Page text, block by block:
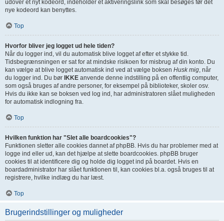
udover et nyt kodeord, indeholder et aktiveringslink som skal besøges før det
nye kodeord kan benyttes.
Top
Hvorfor bliver jeg logget ud hele tiden?
Når du logger ind, vil du automatisk blive logget af efter et stykke tid.
Tidsbegrænsningen er sat for at mindske risikoen for misbrug af din konto. Du
kan vælge at blive logget automatisk ind ved at vælge boksen Husk mig, når
du logger ind. Du bør IKKE anvende denne indstilling på en offentlig computer,
som også bruges af andre personer, for eksempel på biblioteker, skoler osv.
Hvis du ikke kan se boksen ved log ind, har administratoren slået muligheden
for automatisk indlogning fra.
Top
Hvilken funktion har "Slet alle boardcookies"?
Funktionen sletter alle cookies dannet af phpBB. Hvis du har problemer med at
logge ind eller ud, kan det hjælpe at slette boardcookies. phpBB bruger
cookies til at identificere dig og holde dig logget ind på boardet. Hvis en
boardadministrator har slået funktionen til, kan cookies bl.a. også bruges til at
registrere, hvilke indlæg du har læst.
Top
Brugerindstillinger og muligheder